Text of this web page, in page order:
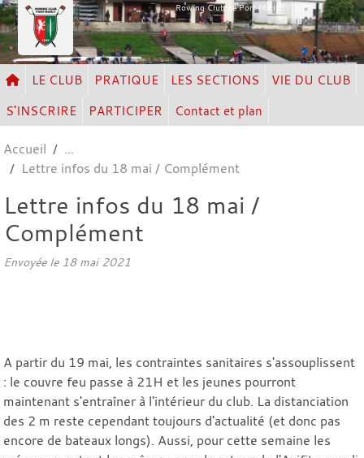
Rowing Club de Port Marly
LE CLUB PRATIQUE LES SECTIONS
VIE DU CLUB
S'INSCRIRE
PARTICIPER Contact et plan
Accueil
Lettre infos du 18 mai / Complément
Lettre infos du 18 mai /
Complément
Envoyée le 18 mai 2021
A partir du 19 mai, les contraintes sanitaires s'assouplissent
: le couvre feu passe à 21H et les jeunes pourront
maintenant s'entraîner à l'intérieur du club. La distanciation
des 2 m reste cependant toujours d'actualité (et donc pas
encore de bateaux longs). Aussi, pour cette semaine les
Panneau de gestion des cookies